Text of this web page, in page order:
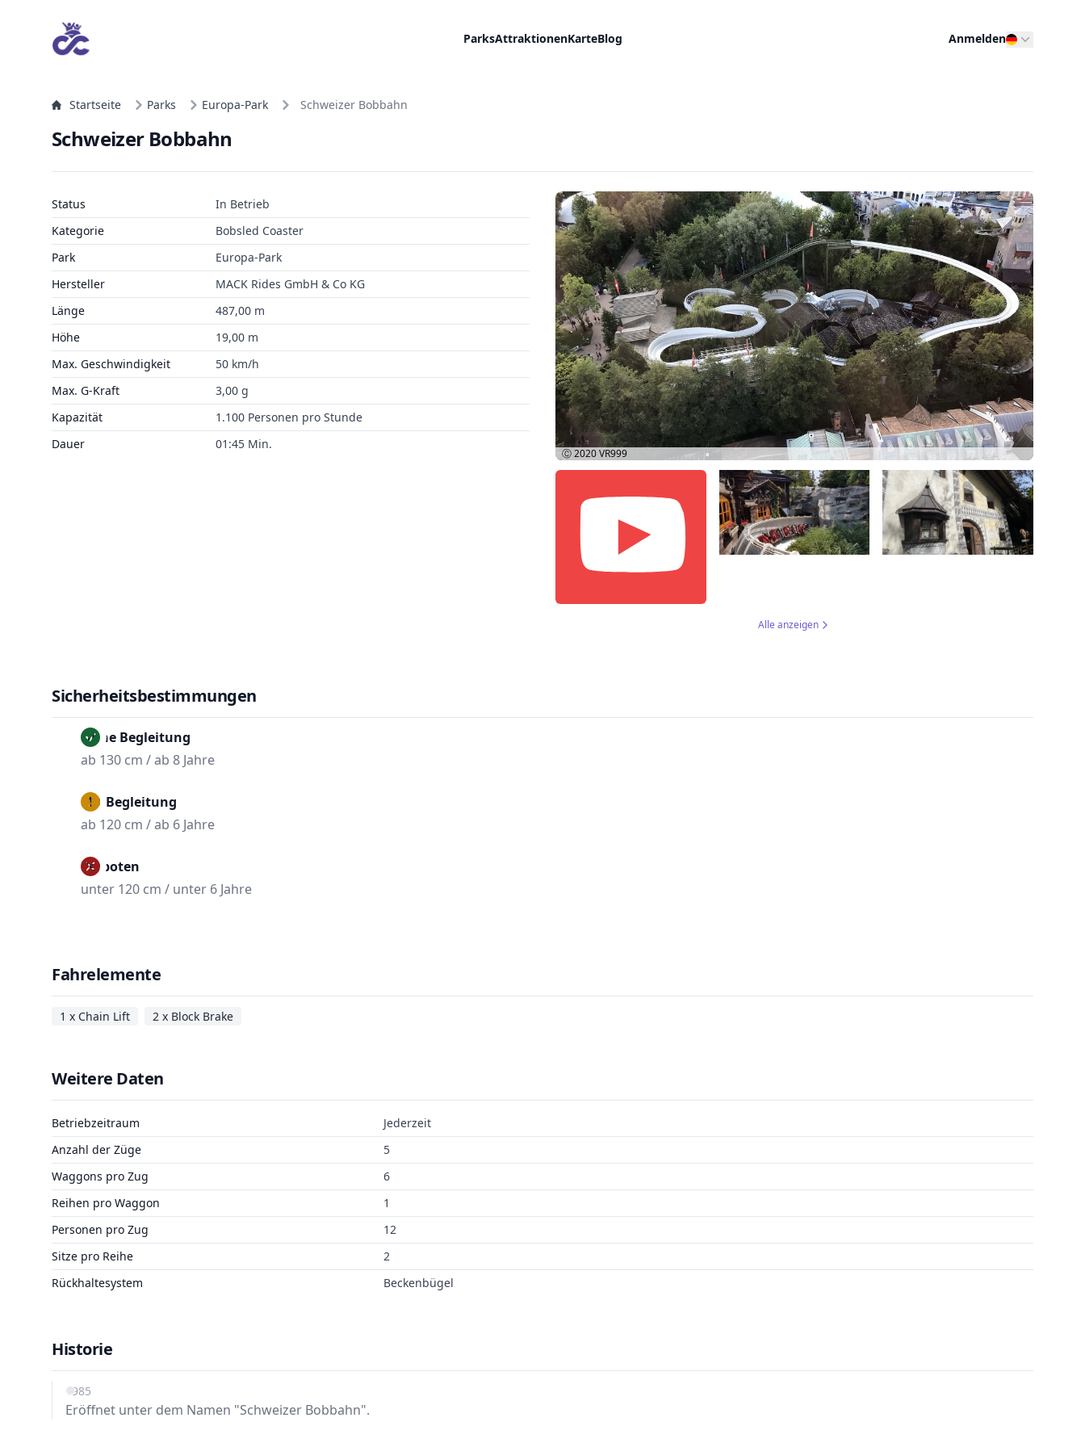
ParksAttraktionenKarteBlog Anmelden
Startseite Parks Europa-Park Schweizer Bobbahn
Schweizer Bobbahn
Status
In Betrieb
Kategorie
Bobsled Coaster
Park
Europa-Park
Hersteller
MACK Rides GmbH & Co KG
Länge
487,00 m
Höhe
19,00 m
Max. Geschwindigkeit
50 km/h
Max. G-Kraft
3,00 g
Kapazität
1.100 Personen pro Stunde
Dauer
01:45 Min.
Ⓒ 2020VR999
Alle anzeigen
Sicherheitsbestimmungen
Ohne Begleitung
ab 130 cm / ab 8 Jahre
Mit Begleitung
ab 120 cm / ab 6 Jahre
Verboten
unter 120 cm / unter 6 Jahre
Fahrelemente
1 x Chain Lift 2 x Block Brake
Weitere Daten
Betriebzeitraum
Jederzeit
Anzahl der Züge
5
Waggons pro Zug
6
Reihen pro Waggon
1
Personen pro Zug
12
Sitze pro Reihe
2
Rückhaltesystem
Beckenbügel
Historie
1985
Eröffnet unter dem Namen "Schweizer Bobbahn".